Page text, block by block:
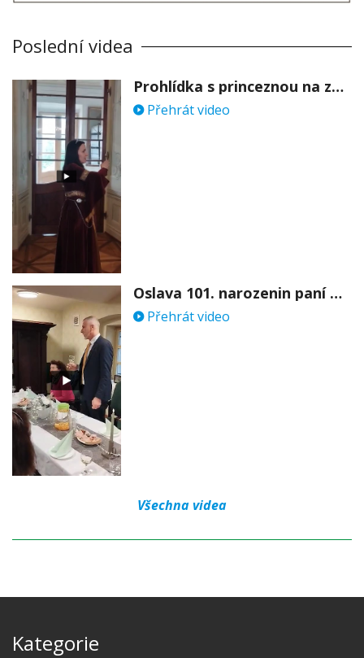
Poslední videa
Prohlídka s princeznou na zámku Stekník
Přehrát video
Oslava 101. narozenin paní Věry Skořepové
Přehrát video
Všechna videa
Kategorie